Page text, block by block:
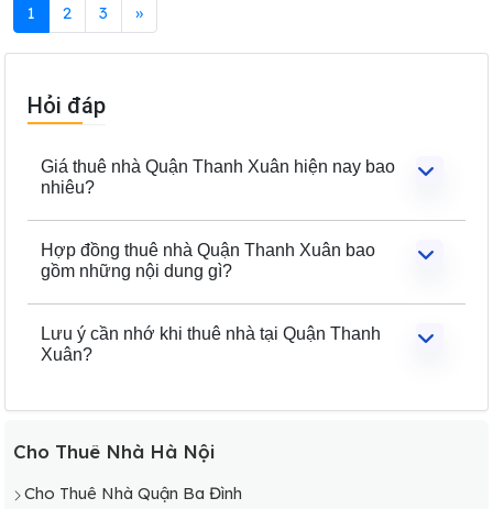
1 2 3 »
Hỏi đáp
Giá thuê nhà Quận Thanh Xuân hiện nay bao
nhiêu?
Hợp đồng thuê nhà Quận Thanh Xuân bao
gồm những nội dung gì?
Lưu ý cần nhớ khi thuê nhà tại Quận Thanh
Xuân?
Cho Thuê Nhà Hà Nội
Cho Thuê Nhà Quận Ba Đình